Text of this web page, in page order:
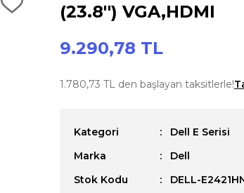
(23.8'') VGA,HDMI
9.290,78 TL
1.780,73 TL den başlayan taksitlerle!
Kategori
Dell E Serisi
Marka
Dell
Stok Kodu
DELL-